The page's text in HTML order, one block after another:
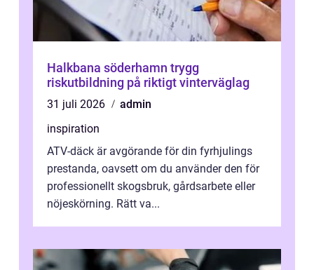
Halkbana söderhamn trygg
riskutbildning på riktigt vinterväglag
31 juli 2026
admin
inspiration
ATV-däck är avgörande för din fyrhjulings
prestanda, oavsett om du använder den för
professionellt skogsbruk, gårdsarbete eller
nöjeskörning. Rätt va...